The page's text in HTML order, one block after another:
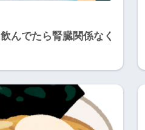
んでたら腎臓関係なく